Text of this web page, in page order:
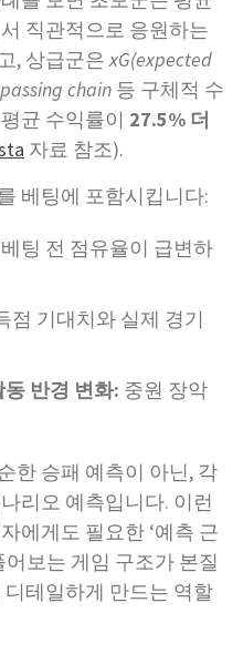
직관적으로 응원하는
, 상급군은xG(expected
passing chain 등 구체적 수
균 수익률이 27.5% 더
자료 참조).
베팅에 포함시킵니다:
베팅 전 점유율이 급변하
점 기대치와 실제 경기
반경 변화: 중원 장악
한 승패 예측이 아닌, 각
리오 예측입니다. 이런
에게도 필요한 ‘예측 근
보는 게임 구조가 본질
테일하게 만드는 역할